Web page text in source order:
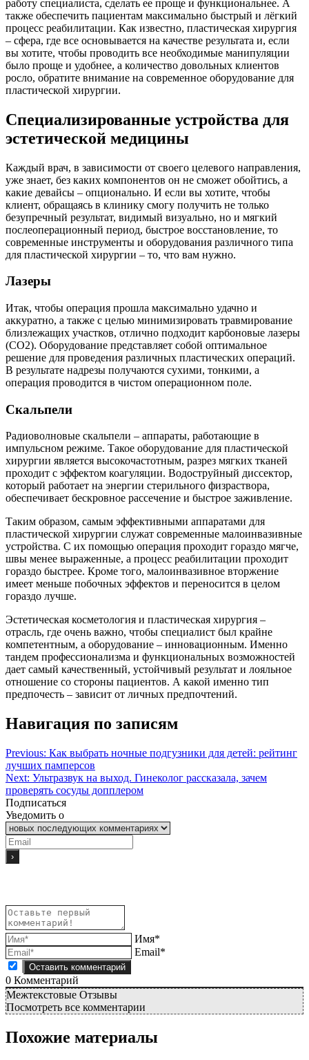
работу специалиста, сделать ее проще и функциональнее. А
также обеспечить пациентам максимально быстрый и лёгкий
процесс реабилитации. Как известно, пластическая хирургия
– сфера, где все основывается на качестве результата и, если
вы хотите, чтобы проводить все необходимые манипуляции
было проще и удобнее, а количество довольных клиентов
росло, обратите внимание на современное оборудование для
пластической хирургии.
Специализированные устройства для
эстетической медицины
Каждый врач, в зависимости от своего целевого направления,
уже знает, без каких компонентов он не сможет обойтись, а
какие девайсы – опционально. И если вы хотите, чтобы
клиент, обращаясь в клинику смогу получить не только
безупречный результат, видимый визуально, но и мягкий
послеоперационный период, быстрое восстановление, то
современные инструменты и оборудования различного типа
для пластической хирургии – то, что вам нужно.
Лазеры
Итак, чтобы операция прошла максимально удачно и
аккуратно, а также с целью минимизировать травмирование
близлежащих участков, отлично подходит карбоновые лазеры
(СО2). Оборудование представляет собой оптимальное
решение для проведения различных пластических операций.
В результате надрезы получаются сухими, тонкими, а
операция проводится в чистом операционном поле.
Скальпели
Радиоволновые скальпели – аппараты, работающие в
импульсном режиме. Такое оборудование для пластической
хирургии является высокочастотным, разрез мягких тканей
проходит с эффектом коагуляции. Водоструйный диссектор,
который работает на энергии стерильного физраствора,
обеспечивает бескровное рассечение и быстрое заживление.
Таким образом, самым эффективными аппаратами для
пластической хирургии служат современные малоинвазивные
устройства. С их помощью операция проходит гораздо мягче,
швы менее выраженные, а процесс реабилитации проходит
гораздо быстрее. Кроме того, малоинвазивное вторжение
имеет меньше побочных эффектов и переносится в целом
гораздо лучше.
Эстетическая косметология и пластическая хирургия –
отрасль, где очень важно, чтобы специалист был крайне
компетентным, а оборудование – инновационным. Именно
тандем профессионализма и функциональных возможностей
дает самый качественный, устойчивый результат и лояльное
отношение со стороны пациентов. А какой именно тип
предпочесть – зависит от личных предпочтений.
Навигация по записям
Previous: Как выбрать ночные подгузники для детей: рейтинг
лучших памперсов
Next: Ультразвук на выход. Гинеколог рассказала, зачем
проверять сосуды допплером
Подписаться
Уведомить о
Имя*
Email*
0 Комментарий
Межтекстовые Отзывы
Посмотреть все комментарии
Похожие материалы